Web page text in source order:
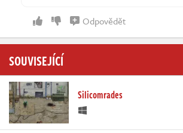
Odpovědět
SOUVISEJÍCÍ
Silicomrades